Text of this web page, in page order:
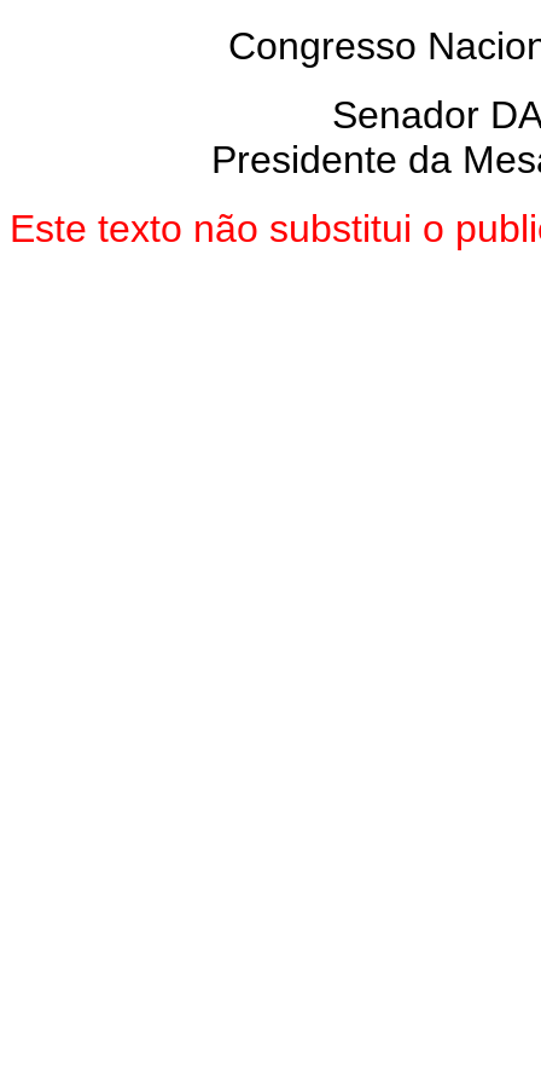
Congresso
Senador
Presidente da
Este texto não substitui o